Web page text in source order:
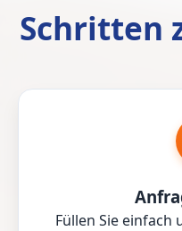
Schritten
Füllen Sie einfach